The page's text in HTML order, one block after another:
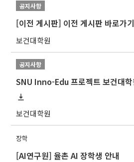
공지사항
[이전 게시판] 이전 게시판 바로가기
보건대학원
공지사항
보건대학원
장학
[AI연구원] 율촌 AI 장학생 안내